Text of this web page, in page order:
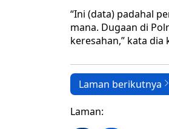
“Ini (data) padahal
mana. Dugaan di
keresahan,” kata dia
Laman berikutnya
Laman: